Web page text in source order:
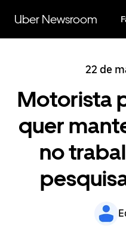
para
conteúdo
Uber Newsroom
22 de
Motorista
quer
no